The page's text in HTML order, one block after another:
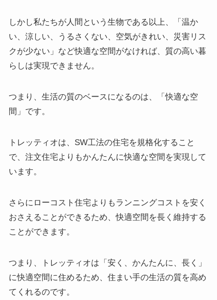
しかし私たちが人間という生物である以上、「温か
い、涼しい、うるさくない、空気がきれい、災害リス
クが少ない」など快適な空間がなければ、質の高い暮
らしは実現できません。
つまり、生活の質のベースになるのは、「快適な空
間」です。
トレッティオは、SW工法の住宅を規格化すること
で、注文住宅よりもかんたんに快適な空間を実現して
います。
さらにローコスト住宅よりもランニングコストを安く
おさえることができるため、快適空間を長く維持する
ことができます。
つまり、トレッティオは「安く、かんたんに、長く」
に快適空間に住めるため、住まい手の生活の質を高め
てくれるのです。